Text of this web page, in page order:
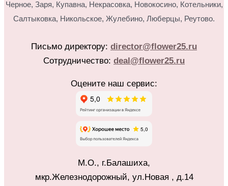
Черное, Заря, Купавна, Некрасовка, Новокосино, Котельники,
Салтыковка, Никольское, Жулебино, Люберцы, Реутово.
Письмо директору: director@flower25.ru
Сотрудничество: deal@flower25.ru
Оцените наш сервис:
М.О., г.Балашиха,
мкр.Железнодорожный, ул.Новая , д.14